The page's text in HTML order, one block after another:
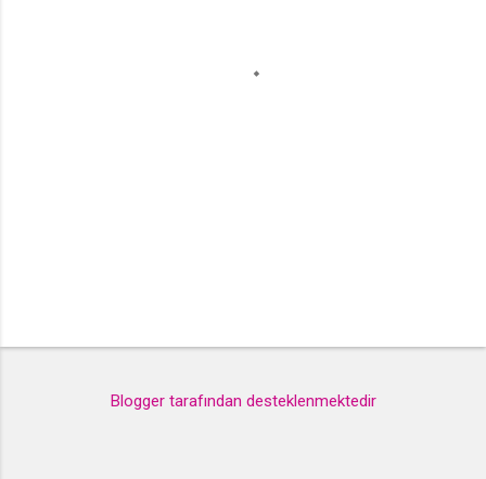
Blogger tarafından desteklenmektedir